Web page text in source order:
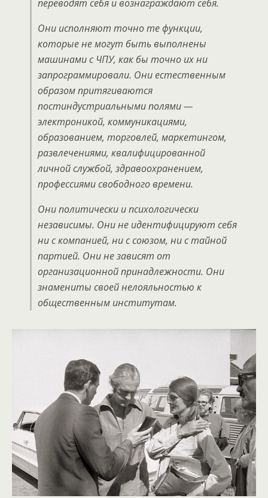
переводят себя и вознаграждают себя.
Они исполняют точно те функции,
которые не могут быть выполнены
машинами с ЧПУ, как бы точно их ни
запрограммировали. Они естественным
образом притягиваются
постиндустриальными полями —
электроникой, коммуникациями,
образованием, торговлей, маркетингом,
развлечениями, квалифицированной
личной службой, здравоохранением,
профессиями свободного времени.
Они политически и психологически
независимы. Они не идентифицируют себя
ни с компанией, ни с союзом, ни с тайной
партией. Они не зависят от
организационной принадлежности. Они
знамениты своей нелояльностью к
общественным институтам.